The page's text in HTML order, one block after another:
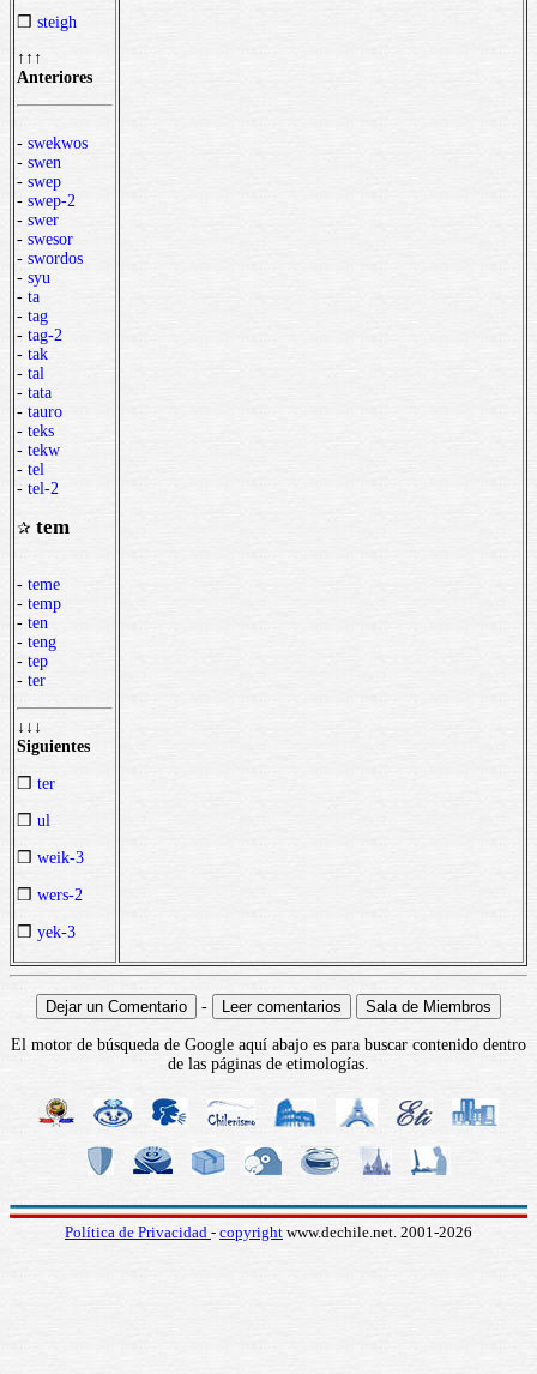
❒ steigh
↑↑↑
Anteriores
- swekwos
- swen
- swep
- swep-2
- swer
- swesor
- swordos
- syu
- ta
- tag
- tag-2
- tak
- tal
- tata
- tauro
- teks
- tekw
- tel
- tel-2
✰ tem
- teme
- temp
- ten
- teng
- tep
- ter
↓↓↓
Siguientes
❒ ter
❒ ul
❒ weik-3
❒ wers-2
❒ yek-3
-
El motor de búsqueda de Google aquí abajo es para buscar contenido dentro
de las páginas de etimologías.
Política de Privacidad - copyright www.dechile.net. 2001-2026